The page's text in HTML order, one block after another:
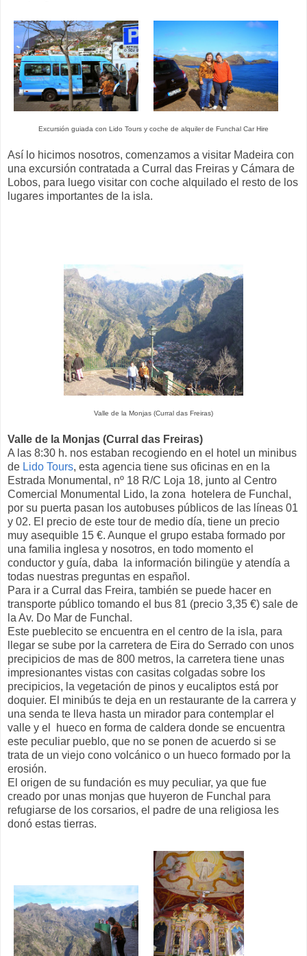
Excursión guiada con Lido Tours y coche de alquiler de Funchal Car Hire
Así lo hicimos nosotros, comenzamos a visitar Madeira con
una excursión contratada a Curral das Freiras y Cámara de
Lobos, para luego visitar con coche alquilado el resto de los
lugares importantes de la isla.
Valle de la Monjas (Curral das Freiras)
Valle de la Monjas (Curral das Freiras)
A las 8:30 h. nos estaban recogiendo en el hotel un minibus
de Lido Tours, esta agencia tiene sus oficinas en en la
Estrada Monumental, nº 18 R/C Loja 18, junto al Centro
Comercial Monumental Lido, la zona hotelera de Funchal,
por su puerta pasan los autobuses públicos de las líneas 01
y 02. El precio de este tour de medio día, tiene un precio
muy asequible 15 €. Aunque el grupo estaba formado por
una familia inglesa y nosotros, en todo momento el
conductor y guía, daba la información bilingüe y atendía a
todas nuestras preguntas en español.
Para ir a Curral das Freira, también se puede hacer en
transporte público tomando el bus 81 (precio 3,35 €) sale de
la Av. Do Mar de Funchal.
Este pueblecito se encuentra en el centro de la isla, para
llegar se sube por la carretera de Eira do Serrado con unos
precipicios de mas de 800 metros, la carretera tiene unas
impresionantes vistas con casitas colgadas sobre los
precipicios, la vegetación de pinos y eucaliptos está por
doquier. El minibús te deja en un restaurante de la carrera y
una senda te lleva hasta un mirador para contemplar el
valle y el hueco en forma de caldera donde se encuentra
este peculiar pueblo, que no se ponen de acuerdo si se
trata de un viejo cono volcánico o un hueco formado por la
erosión.
El origen de su fundación es muy peculiar, ya que fue
creado por unas monjas que huyeron de Funchal para
refugiarse de los corsarios, el padre de una religiosa les
donó estas tierras.